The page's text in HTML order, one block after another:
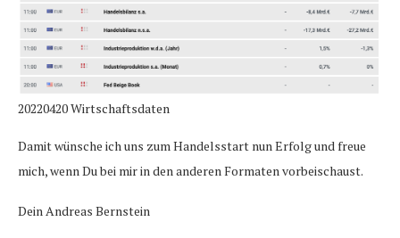
20220420 Wirtschaftsdaten
Damit wünsche ich uns zum Handelsstart nun Erfolg und freue
mich, wenn Du bei mir in den anderen Formaten vorbeischaust.
Dein Andreas Bernstein